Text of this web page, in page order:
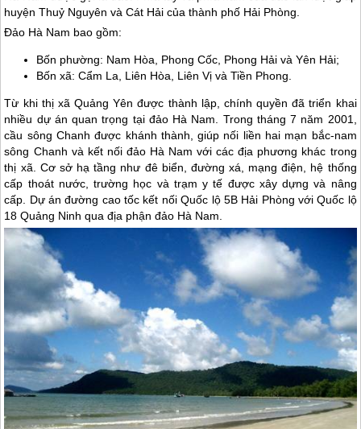
huyện Thuỷ Nguyên và Cát Hải của thành phố Hải Phòng.
Đảo Hà Nam bao gồm:
Bốn phường: Nam Hòa, Phong Cốc, Phong Hải và Yên Hải;
Bốn xã: Cẩm La, Liên Hòa, Liên Vị và Tiền Phong.
Từ khi thị xã Quảng Yên được thành lập, chính quyền đã triển khai
nhiều dự án quan trọng tại đảo Hà Nam. Trong tháng 7 năm 2001,
cầu sông Chanh được khánh thành, giúp nối liền hai mạn bắc-nam
sông Chanh và kết nối đảo Hà Nam với các địa phương khác trong
thị xã. Cơ sở hạ tầng như đê biển, đường xá, mạng điện, hệ thống
cấp thoát nước, trường học và trạm y tế được xây dựng và nâng
cấp. Dự án đường cao tốc kết nối Quốc lộ 5B Hải Phòng với Quốc lộ
18 Quảng Ninh qua địa phận đảo Hà Nam.